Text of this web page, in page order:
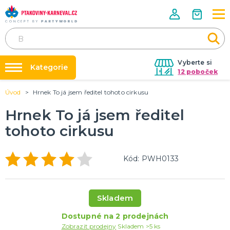
Vyberte si
12 poboček
Půjčovna kostýmů
Párty výzdoba na klíč
Nafukování balónků
Rozvoz
Párty Blog
Kategorie
HALLOWEENSKÉ ZBOŽÍ
Dámské Halloweenské kostýmy
Pánské Halloweenské kostýmy
Dětské Halloweenské kostýmy
PÁRTY DOPLŇKY PRO ORIGINÁLNÍ ZÁBAVU
Balónky a dekorace
Párty vychytávky
Rozlučka se svobodou
DALŠÍ KATEGORIE
Úvod Hrnek To já jsem ředitel tohoto cirkusu
Hrnek To já jsem ředitel
tohoto cirkusu
Kód: PWH0133
Skladem
Dostupné na 2 prodejnách
Zobrazit prodejny Skladem >5 ks